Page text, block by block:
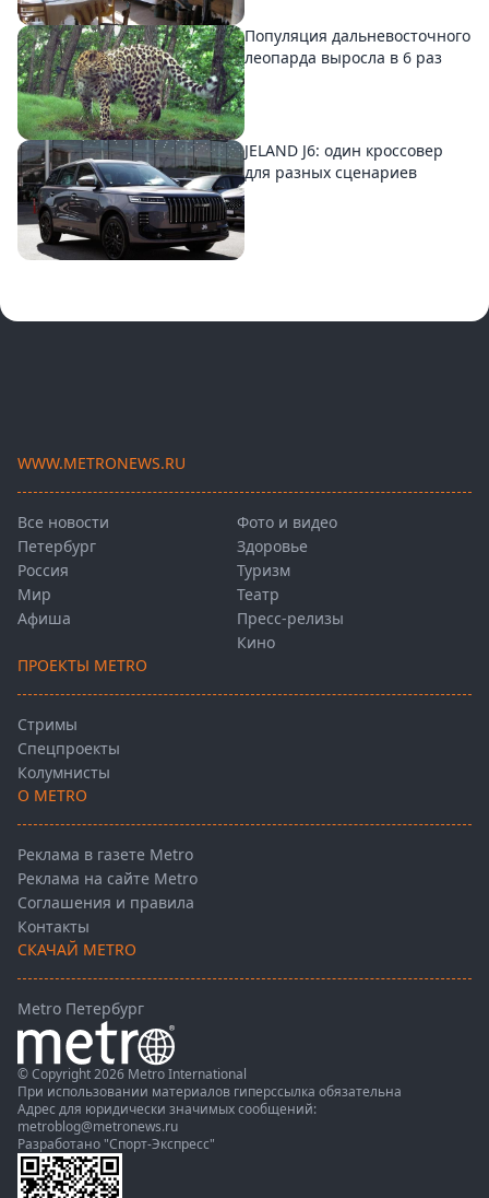
Популяция дальневосточного
леопарда выросла в 6 раз
JELAND J6: один кроссовер
для разных сценариев
WWW.METRONEWS.RU
Все новости
Петербург
Россия
Мир
Афиша
Фото и видео
Здоровье
Туризм
Театр
Пресс-релизы
Кино
ПРОЕКТЫ METRO
Стримы
Спецпроекты
Колумнисты
О METRO
Реклама в газете Metro
Реклама на сайте Metro
Соглашения и правила
Контакты
СКАЧАЙ METRO
Metro Петербург
© Copyright 2026 Metro International
При использовании материалов гиперссылка обязательна
Адрес для юридически значимых сообщений:
metroblog@metronews.ru
Разработано "Спорт-Экспресс"